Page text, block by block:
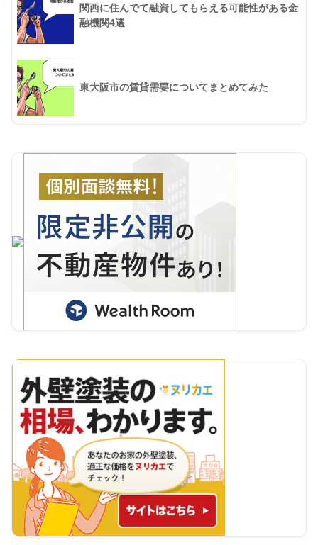
関西に住んでて融資してもらえる可能性がある金
融機関4選
東大阪市の賃貸需要についてまとめてみた